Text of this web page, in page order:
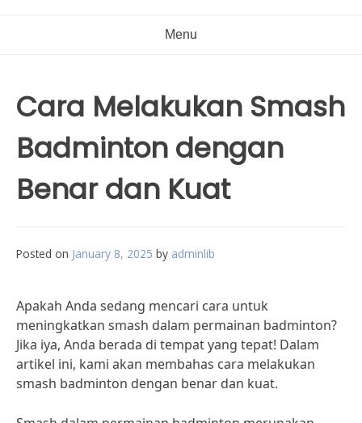
Menu
Cara Melakukan Smash
Badminton dengan
Benar dan Kuat
Posted on January 8, 2025 by adminlib
Apakah Anda sedang mencari cara untuk
meningkatkan smash dalam permainan badminton?
Jika iya, Anda berada di tempat yang tepat! Dalam
artikel ini, kami akan membahas cara melakukan
smash badminton dengan benar dan kuat.